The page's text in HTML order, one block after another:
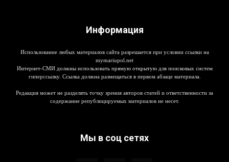
Информация
Использование любых материалов сайта разрешается при условии ссылки на
mymariupol.net
Интернет-СМИ должны использовать прямую открытую для поисковых систем
гиперссылку. Ссылка должна размещаться в первом абзаце материала.
Редакция может не разделять точку зрения авторов статей и ответственности за
содержание републицируемых материалов не несет.
Мы в соц сетях